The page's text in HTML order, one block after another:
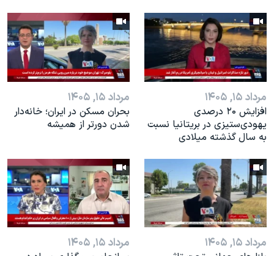
مرداد ۱۵, ۱۴۰۵
افزایش ۲۰ درصدی
یهودی‌ستیزی در بریتانیا نسبت
به سال گذشته میلادی
مرداد ۱۵, ۱۴۰۵
بحران مسکن در ایران؛ خانه‌دار
شدن دورتر از همیشه
مرداد ۱۵, ۱۴۰۵ مرداد ۱۵, ۱۴۰۵